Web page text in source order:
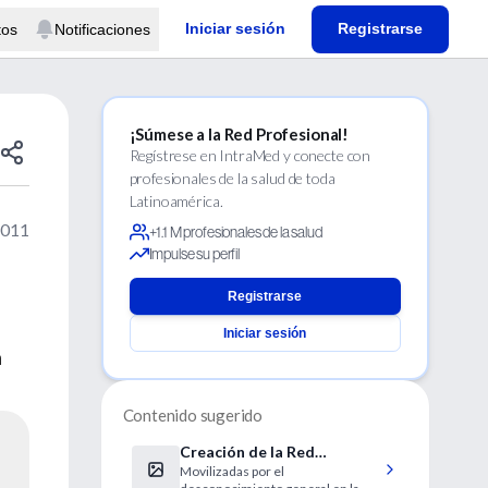
Notificaciones Iniciar sesión Registrarse
¡Súmese a la Red Profesional!
Regístrese en IntraMed y conecte con
profesionales de la salud de toda
Latinoamérica.
+1.1 M profesionales de la salud
Impulse su perfil
Registrarse
Iniciar sesión
Contenido sugerido
Creación de la Red
Latinoamericana de
Movilizadas por el